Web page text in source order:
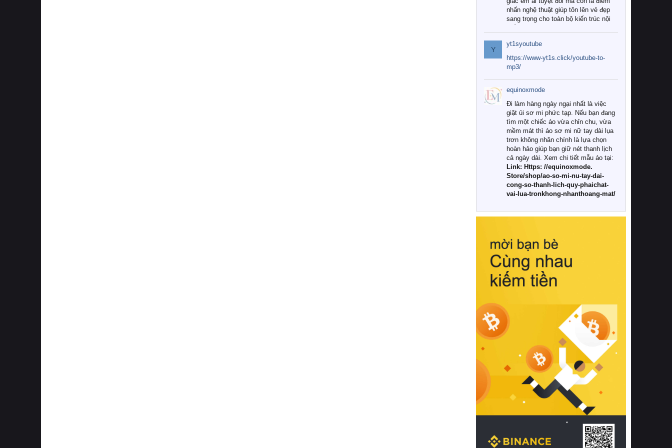
nhấn nghệ thuật giúp tôn lên vẻ đẹp
sang trọng cho toàn bộ kiến trúc nội
Tuy nhiên, giữa thị trường đa dạng
với vô vàn thương hiệu và mẫu mã
như hiện nay, làm thế nào để chọn
được những bộ chăn ga gối đệm cao
cấp thực sự chất lượng, phù hợp với
khí hậu và nhu cầu sử dụng của gia
đình? Hãy cùng chúng tôi đi tìm lời
giải đáp chi tiết qua bài viết dưới đây.
1. Tại sao các gia đình hiện đại lại ưa
chuộng chăn ga gối đệm cao cấp?
Khác với các dòng sản phẩm thông
thường, những bộ chăn ga gối đệm
cao cấp trải qua quy trình sản xuất
nghiêm ngặt từ khâu chọn lọc nguyên
liệu tự nhiên đến công nghệ dệt
nhuộm hiện đại không chứa hóa chất
này, bạn sẽ cảm nhận rõ rệt sự khác
hồi chuẩn xác của phần đệm nâng đỡ
cột sống.
Bên cạnh đó, việc lựa chọn các dòng
sản phẩm đạt chuẩn chất lượng quốc
tế còn giúp ngăn ngừa tình trạng kích
khuẩn và nấm mốc trong điều kiện
thời tiết nóng ẩm. Bạn có thể tìm hiểu
thêm các nghiên cứu khoa học về tác
động của giấc ngủ và môi trường
phòng ngủ đối với sức khỏe con
người tại Sleep Foundation (External
Link) để có cái nhìn toàn diện hơn.
2. Các tiêu chí vàng khi lựa chọn
chăn ga gối đệm cao cấp cho phòng
ngủ
Để sở hữu một bộ chăn ga gối đệm
cao cấp hoàn hảo cả về thẩm mỹ lẫn
công năng, người tiêu dùng cần cân
nhắc kỹ lưỡng các tiêu chí quan trọng
Y
yt1syoutube
https://www-yt1s.click/youtube-to-
mp3/
equinoxmode
Đi làm hàng ngày ngại nhất là việc
giặt ủi sơ mi phức tạp. Nếu bạn đang
tìm một chiếc áo vừa chỉn chu, vừa
mềm mát thì áo sơ mi nữ tay dài lụa
trơn không nhăn chính là lựa chọn
hoàn hảo giúp bạn giữ nét thanh lịch
cả ngày dài. Xem chi tiết mẫu áo tại:
Link: Https: //equinoxmode.
Store/shop/ao-so-mi-nu-tay-dai-
cong-so-thanh-lich-quy-phaichat-
vai-lua-tronkhong-nhanthoang-mat/